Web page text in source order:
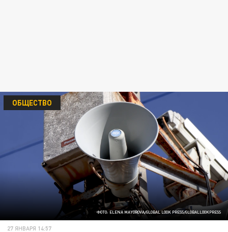
ФОТО: ELENA MAYOROVA/GLOBAL LOOK PRESS/GLOBALLOOKPRESS
ОБЩЕСТВО
27 ЯНВАРЯ 14:57